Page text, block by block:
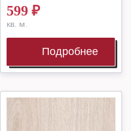
599 ₽
кв. м.
Подробнее